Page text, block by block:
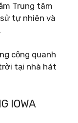
Trung tâm
tự nhiên và
cộng quanh
tại nhà hát
IOWA